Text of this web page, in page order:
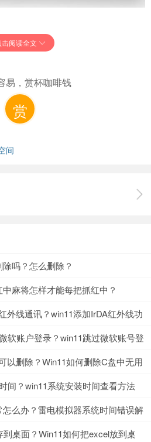
请专业的师傅来帮助你安装内
盘可以将其他可用的空间合
击阅读全文
易，赏杯咖啡钱
赏
间
吗？怎么删除？
麻将怎样才能每把抓红中？
外线通讯？win11添加IrDA红外线功
软账户登录？win11跳过微软账号登
以删除？Win11如何删除C盘中无用
间？win11系统安装时间查看方法
么办？雷电模拟器系统时间错误解
桌面？Win11如何把excel放到桌